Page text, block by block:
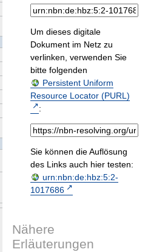
Um dieses digitale
Dokument im Netz zu
verlinken, verwenden Sie
bitte folgenden
Persistent Uniform
Resource Locator (PURL)
:
Sie können die Auflösung
des Links auch hier testen:
urn:nbn:de:hbz:5:2-
1017686
Nähere
Erläuterungen